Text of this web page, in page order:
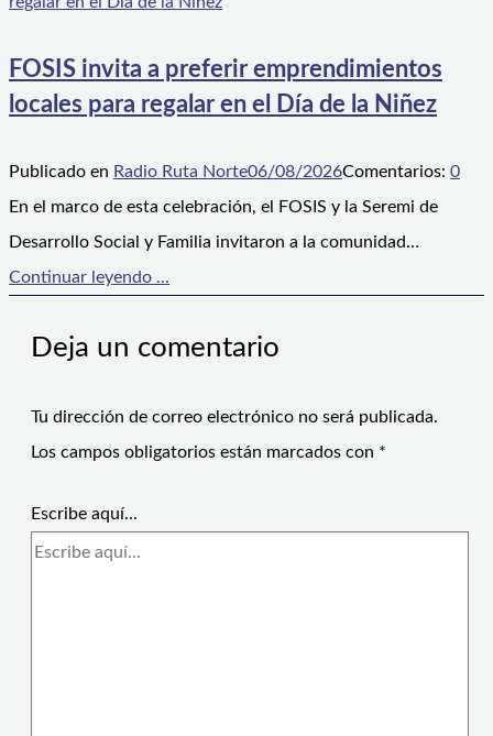
FOSIS invita a preferir emprendimientos
locales para regalar en el Día de la Niñez
Publicado en Radio Ruta Norte06/08/2026Comentarios: 0
En el marco de esta celebración, el FOSIS y la Seremi de
Desarrollo Social y Familia invitaron a la comunidad…
Continuar leyendo ...
Deja un comentario
Tu dirección de correo electrónico no será publicada.
Los campos obligatorios están marcados con *
Escribe aquí...